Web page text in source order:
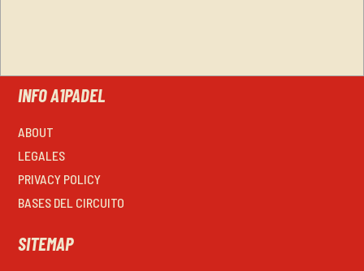
INFO A1PADEL
ABOUT
LEGALES
PRIVACY POLICY
BASES DEL CIRCUITO
SITEMAP